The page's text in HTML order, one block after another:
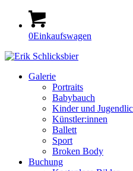
0Einkaufswagen
Galerie
Portraits
Babybauch
Kinder und
Künstler:innen
Ballett
Sport
Broken Body
Buchung